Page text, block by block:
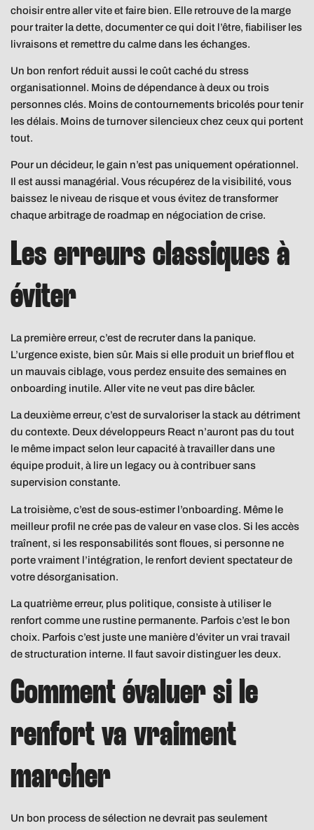
choisir entre aller vite et faire bien. Elle retrouve de la marge
pour traiter la dette, documenter ce qui doit l’être, fiabiliser les
livraisons et remettre du calme dans les échanges.
Un bon renfort réduit aussi le coût caché du stress
organisationnel. Moins de dépendance à deux ou trois
personnes clés. Moins de contournements bricolés pour tenir
les délais. Moins de turnover silencieux chez ceux qui portent
tout.
Pour un décideur, le gain n’est pas uniquement opérationnel.
Il est aussi managérial. Vous récupérez de la visibilité, vous
baissez le niveau de risque et vous évitez de transformer
chaque arbitrage de roadmap en négociation de crise.
Les erreurs classiques à
éviter
La première erreur, c’est de recruter dans la panique.
L’urgence existe, bien sûr. Mais si elle produit un brief flou et
un mauvais ciblage, vous perdez ensuite des semaines en
onboarding inutile. Aller vite ne veut pas dire bâcler.
La deuxième erreur, c’est de survaloriser la stack au détriment
du contexte. Deux développeurs React n’auront pas du tout
le même impact selon leur capacité à travailler dans une
équipe produit, à lire un legacy ou à contribuer sans
supervision constante.
La troisième, c’est de sous-estimer l’onboarding. Même le
meilleur profil ne crée pas de valeur en vase clos. Si les accès
traînent, si les responsabilités sont floues, si personne ne
porte vraiment l’intégration, le renfort devient spectateur de
votre désorganisation.
La quatrième erreur, plus politique, consiste à utiliser le
renfort comme une rustine permanente. Parfois c’est le bon
choix. Parfois c’est juste une manière d’éviter un vrai travail
de structuration interne. Il faut savoir distinguer les deux.
Comment évaluer si le
renfort va vraiment
marcher
Un bon process de sélection ne devrait pas seulement